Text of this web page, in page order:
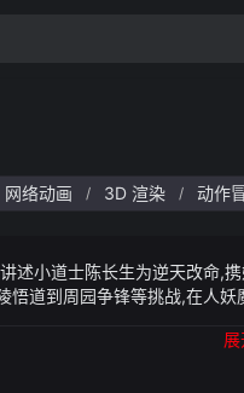
网络动画 / 3D 渲染 / 动作
述小道士陈长生为逆天改命,
悟道到周园争锋等挑战,在人